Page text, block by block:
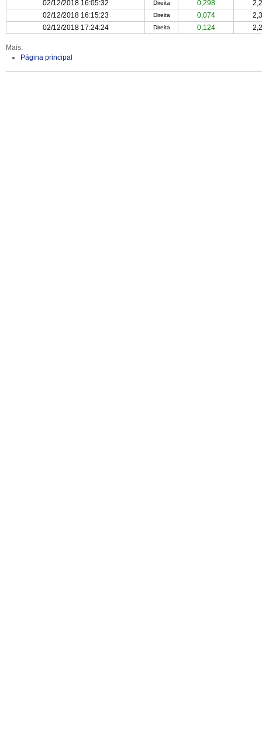
02/12/2018 16:05:32
Direita 0,298
02/12/2018 16:15:23
Direita 0,074
02/12/2018 17:24:24
Direita 0,124
Mais:
Página principal